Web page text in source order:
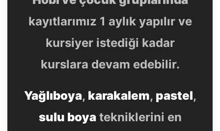
kayıtlarımız 1 aylık yapılır ve
kursiyer istediği kadar
kurslara devam edebilir.
Yağlıboya, karakalem, pastel,
sulu boyatekniklerini en